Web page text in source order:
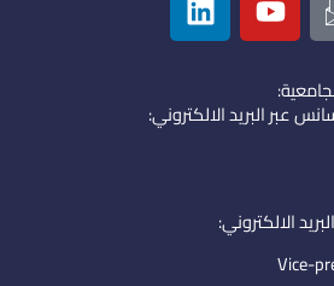
o
u
u
b
i
n
e
d
عبر البريد الالكتروني:
الالكتروني:
Vice-